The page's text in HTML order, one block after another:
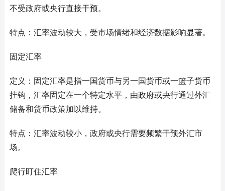
不受政府或央行直接干预。
特点：汇率波动较大，受市场情绪和经济数据影响显著。
固定汇率
定义：固定汇率是指一国货币与另一国货币或一篮子货币
挂钩，汇率固定在一个特定水平，由政府或央行通过外汇
储备和货币政策加以维持。
特点：汇率波动较小，政府或央行需要频繁干预外汇市
场。
爬行盯住汇率